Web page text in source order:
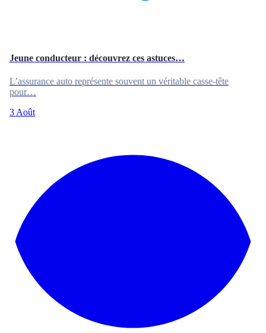
Jeune conducteur : découvrez ces astuces…
L’assurance auto représente souvent un véritable casse-tête
pour…
3 Août